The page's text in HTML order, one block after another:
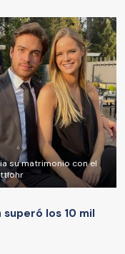
su matrimonio con el
superó los 10 mil